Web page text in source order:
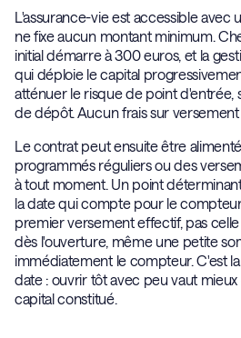
L'assurance-vie est accessible avec
ne fixe aucun montant minimum.
initial démarre à 300 euros, et la
qui déploie le capital
atténuer le risque de point d'entrée,
de dépôt. Aucun frais sur versement
Le contrat peut ensuite être
programmés réguliers ou des
à tout moment. Un point
la date qui compte pour le
premier versement effectif, pas
dès l'ouverture, même une petite
immédiatement le compteur. C'est
date : ouvrir tôt avec peu vaut
capital constitué.